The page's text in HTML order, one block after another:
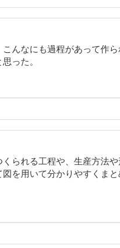
んなにも過程があって作
った。
られる工程や、生産方法
を用いて分かりやすくま